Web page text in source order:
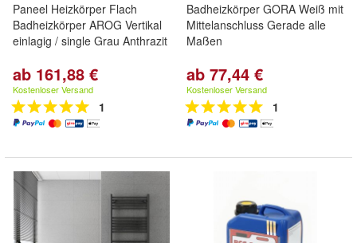
Paneel Heizkörper Flach
Badheizkörper AROG Vertikal
einlagig / single Grau Anthrazit
ab 161,88 €
Kostenloser Versand
1
Badheizkörper GORA Weiß mit
Mittelanschluss Gerade alle
Maßen
ab 77,44 €
Kostenloser Versand
1